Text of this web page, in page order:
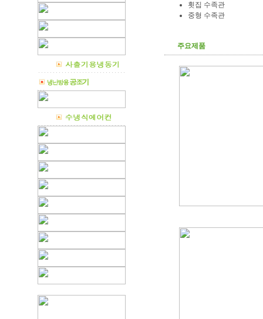
횟집 수족관
중형 수족관
주요제품